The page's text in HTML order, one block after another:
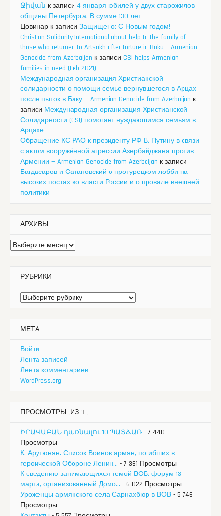
Ջիվան к записи 4 января юбилей у двух старожилов
общины Петербурга. В сумме 130 лет
Цовинар к записи Защищено: С Новым годом!
Christian Solidarity International about help to the family of
those who returned to Artsakh after torture in Baku – Armenian
Genocide from Azerbaijan к записи CSI helps Armenian
families in need (Feb 2021)
Международная организация Христианской
солидарности о помощи семье вернувшегося в Арцах
после пыток в Баку — Armenian Genocide from Azerbaijan к
записи Международная организация Христианской
Солидарности (CSI) помогает нуждающимся семьям в
Арцахе
Обращение КС РАО к президенту РФ В. Путину в связи
с актом вооружённой агрессии Азербайджана против
Армении — Armenian Genocide from Azerbaijan к записи
Багдасаров и Сатановский о протурецком лобби на
высоких постах во власти России и о провале внешней
политики
АРХИВЫ
Архивы
РУБРИКИ
Рубрики
МЕТА
Войти
Лента записей
Лента комментариев
WordPress.org
ПРОСМОТРЫ (ИЗ 10)
ԻՐԱՎԱԲԱՆ դառնալու 10 ՊԱՏՃԱՌ - 7 440
Просмотры
К. Арутюнян. Список Воинов-армян, погибших в
героической Обороне Ленин... - 7 361 Просмотры
К сведению занимающихся темой ВОВ: форум 13
марта, организованный Домо... - 6 022 Просмотры
Уроженцы армянского села Сарнахбюр в ВОВ - 5 746
Просмотры